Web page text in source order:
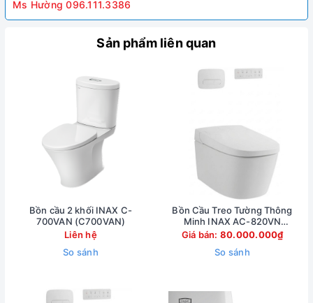
Ms Hường 096.111.3386
Sản phẩm liên quan
Bồn cầu 2 khối INAX C-
700VAN (C700VAN)
Liên hệ
So sánh
Bồn Cầu Treo Tường Thông
Minh INAX AC-820VN
(AC820VN)
Giá bán: 80.000.000₫
So sánh